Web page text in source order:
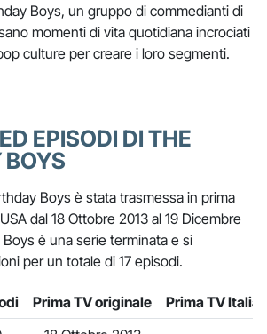
Boys, un gruppo di commedianti di
momenti di vita quotidiana incrociati
culture per creare i loro segmenti.
EPISODI DI THE
BOYS
Boys è stata trasmessa in prima
dal 18 Ottobre 2013 al 19 Dicembre
è una serie terminata e si
per un totale di 17 episodi.
Prima TV originale
Prima TV Italia